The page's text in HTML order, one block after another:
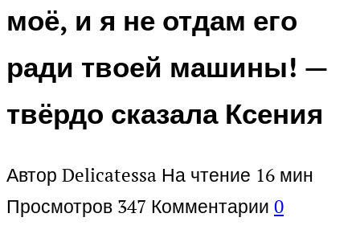
моё, и я не отдам его
ради твоей машины! —
твёрдо сказала Ксения
Автор Delicatessa На чтение 16 мин
Просмотров 347 Комментарии 0